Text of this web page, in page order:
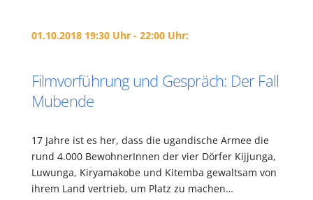
01.10.2018 19:30 Uhr - 22:00 Uhr:
Filmvorführung und Gespräch: Der Fall
Mubende
17 Jahre ist es her, dass die ugandische Armee die
rund 4.000 BewohnerInnen der vier Dörfer Kijjunga,
Luwunga, Kiryamakobe und Kitemba gewaltsam von
ihrem Land vertrieb, um Platz zu machen…